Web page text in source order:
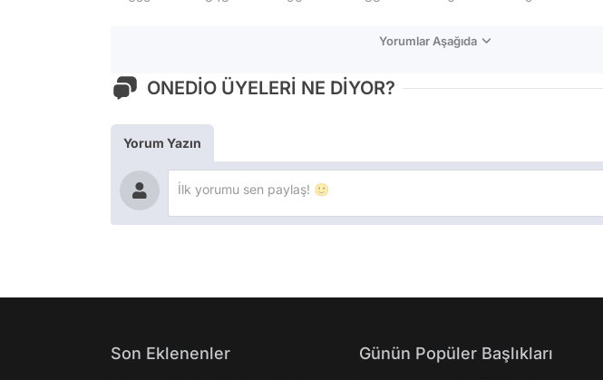
Yorumlar Aşağıda
ONEDİO ÜYELERİ NE DİYOR?
Yorum Yazın
Son Eklenenler Günün Popüler Başlıkları